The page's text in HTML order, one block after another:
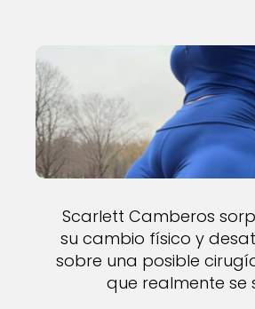
Scarlett Camberos
su cambio físico y
sobre una posible
que realmente se